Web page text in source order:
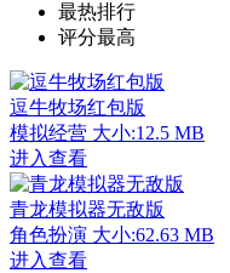
最热排行
评分最高
逗牛牧场红包版
模拟经营 大小:12.5 MB
进入查看
青龙模拟器无敌版
角色扮演 大小:62.63 MB
进入查看